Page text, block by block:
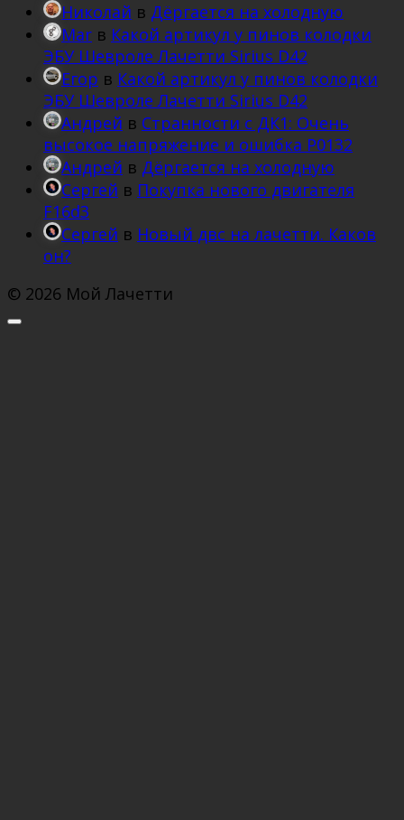
Николай в Дёргается на холодную
Mar в Какой артикул у пинов колодки
ЭБУ Шевроле Лачетти Sirius D42
Егор в Какой артикул у пинов колодки
ЭБУ Шевроле Лачетти Sirius D42
Андрей в Странности с ДК1: Очень
высокое напряжение и ошибка Р0132
Андрей в Дёргается на холодную
Сергей в Покупка нового двигателя
F16d3
Сергей в Новый двс на лачетти. Каков
он?
© 2026 Мой Лачетти